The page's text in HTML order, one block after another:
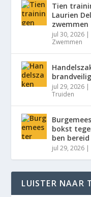
Tien
Laurien
zwemmen
jul 30, 2026 |
Zwemmen
jul 29, 2026 |
Truiden
bokst
ben
jul 29, 2026 |
LUISTER NAAR